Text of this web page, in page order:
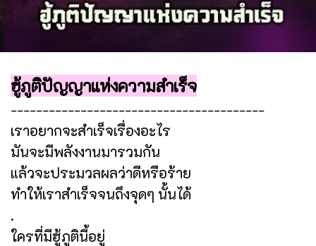
ฮู้ภูติปัญญาแห่งความสำเร็จ
----------------------------------------
เราอยากจะสำเร็จเรื่องอะไร
มันจะมีพลังงานมารวมกัน
แล้วจะประมวลผลว่าดีหรือร้าย
ทำให้เราสำเร็จจนถึงจุดๆ นั้นได้
.
ใครที่มีฮู้ภูตินี้อยู่